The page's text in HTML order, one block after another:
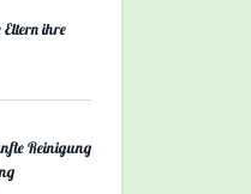
ihre
Reinigung